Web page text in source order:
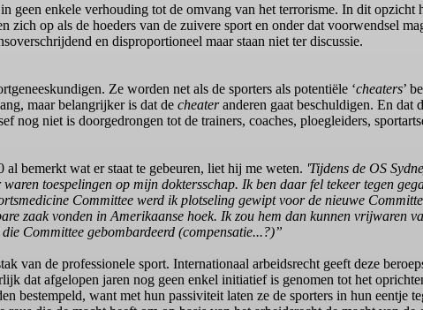
geen enkele verhouding tot de omvang van het terrorisme. In dit opzicht
op als de hoeders van de zuivere sport en onder dat voorwendsel
en disproportioneel maar staan niet ter discussie.
Ze worden net als de sporters als potentiële ‘cheaters’
maar belangrijker is dat de cheateranderen gaat beschuldigen. En dat
niet is doorgedrongen tot de trainers, coaches, ploegleiders,
bemerkt wat er staat te gebeuren, liet hij me weten. 'Tijdens de OS
toespelingen op mijn doktersschap. Ik ben daar fel tekeer tegen
Committee werd ik plotseling gewipt voor de nieuwe
zaak vonden in Amerikaanse hoek. Ik zou hem dan kunnen vrijwaren
Committee gebombardeerd (compensatie...?)”
van de professionele sport. Internationaal arbeidsrecht geeft deze
dat afgelopen jaren nog geen enkel initiatief is genomen tot het
bestempeld, want met hun passiviteit laten ze de sporters in hun eentje